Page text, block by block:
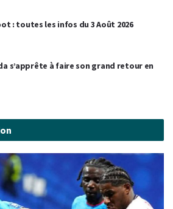
: toutes les infos du 3 Août 2026
s’apprête à faire son grand retour en